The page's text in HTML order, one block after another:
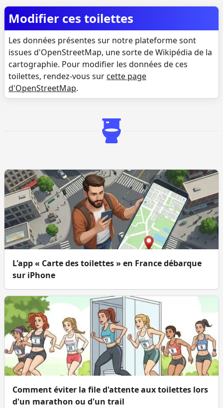
Modifier ces toilettes
Les données présentes sur notre plateforme sont
issues d'OpenStreetMap, une sorte de Wikipédia de la
cartographie. Pour modifier les données de ces
toilettes, rendez-vous sur cette page
d'OpenStreetMap.
L'app « Carte des toilettes » en France débarque
sur iPhone
Comment éviter la file d'attente aux toilettes lors
d'un marathon ou d'un trail